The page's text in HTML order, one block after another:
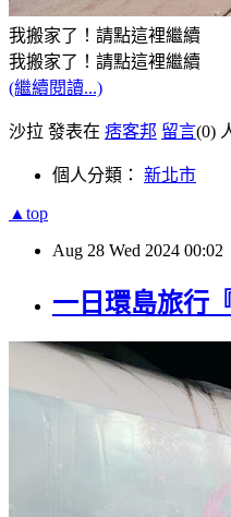
我搬家了！請點這裡繼續
我搬家了！請點這裡繼續
(繼續閱讀...)
沙拉 發表在 痞客邦 留言(0)
個人分類： 新北市
▲top
Aug 28 Wed 2024 00:02
一日環島旅行